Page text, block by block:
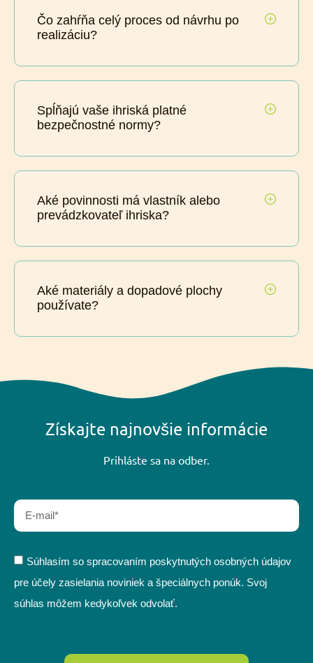
Čo zahŕňa celý proces od návrhu po
realizáciu?
Spĺňajú vaše ihriská platné
bezpečnostné normy?
Aké povinnosti má vlastník alebo
prevádzkovateľ ihriska?
Aké materiály a dopadové plochy
používate?
Získajte najnovšie informácie
Prihláste sa na odber.
Súhlasím so spracovaním poskytnutých osobných údajov
pre účely zasielania noviniek a špeciálnych ponúk. Svoj
súhlas môžem kedykoľvek odvolať.